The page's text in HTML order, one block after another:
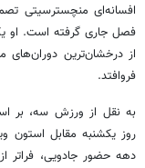
افسانه‌ای منچسترسیتی
فصل جاری گرفته است. او
از درخشان‌ترین دوران‌های
فروافتد.
به نقل از ورزش سه، بر
روز یکشنبه مقابل استون
دهه حضور جادویی، فراتر